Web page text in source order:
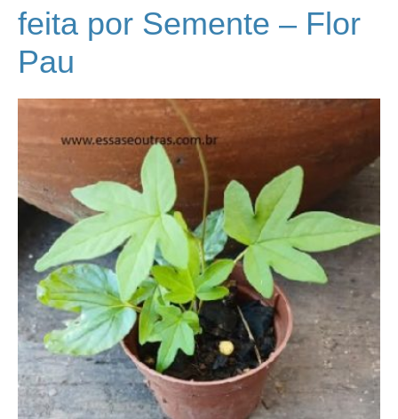
feita por Semente – Flor
Pau